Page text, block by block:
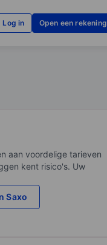
Log in Open een rekening
aan voordelige tarieven
kent risico's. Uw
Saxo